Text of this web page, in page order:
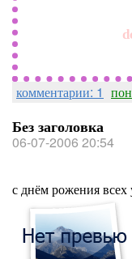
комментарии: 1
Без заголовка
06-07-2006 20:54
с днём рожения всех